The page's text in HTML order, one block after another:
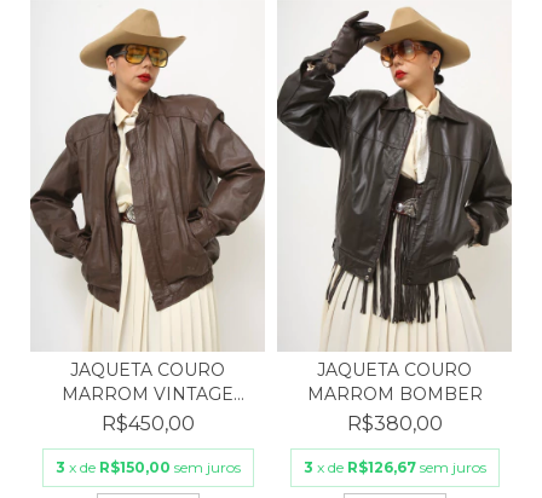
JAQUETA COURO
MARROM VINTAGE
BOMBER
R$450,00
3 x de R$150,00 sem juros
JAQUETA COURO
MARROM BOMBER
R$380,00
3 x de R$126,67 sem juros